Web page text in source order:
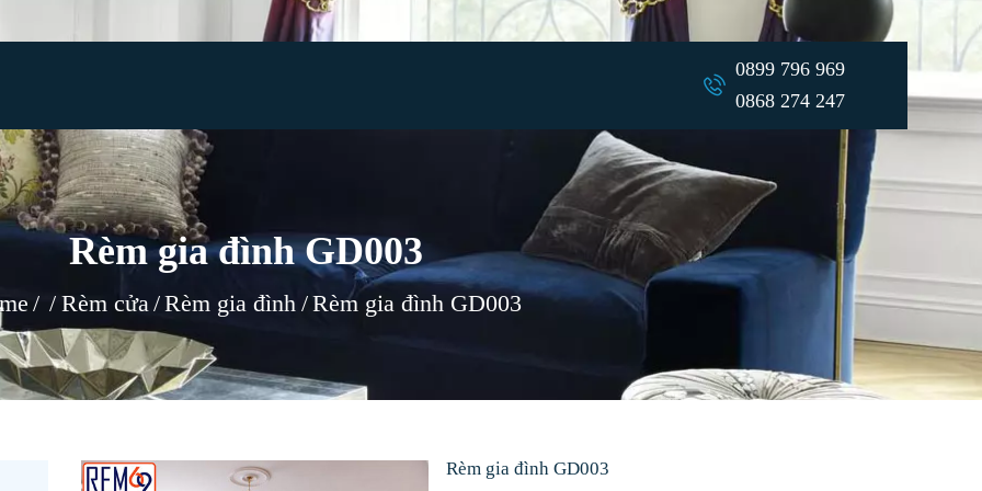
0899 796 969
0868 274 247
Rèm gia đình GD003
Rèm cửa Rèm gia đình Rèm gia đình GD003
TRANG CHỦ
RÈM CỬA
TIN TỨC
TƯ VẤN
CÔNG TRÌNH
LIÊN HỆ
Rèm gia đình GD003